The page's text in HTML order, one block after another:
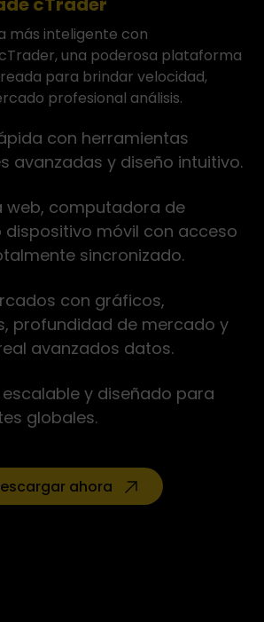
más inteligente con
una poderosa plataforma
para brindar velocidad,
profesional análisis.
con herramientas
avanzadas y diseño intuitivo.
web, computadora de
dispositivo móvil con acceso
sincronizado.
con gráficos,
profundidad de mercado y
avanzados datos.
escalable y diseñado para
globales.
ahora